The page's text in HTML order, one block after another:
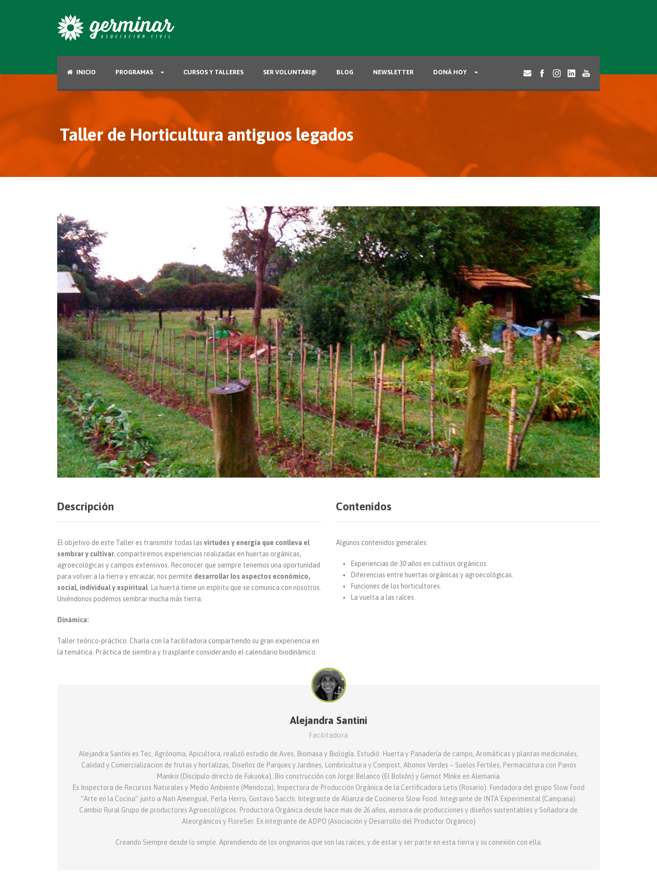
INICIO PROGRAMAS CURSOS Y TALLERES SER VOLUNTARI@ BLOG NEWSLETTER DONÁ HOY
Taller de Horticultura antiguos legados
Descripción
El objetivo de este Taller es transmitir todas las virtudes y energía que conlleva el
sembrar y cultivar, compartiremos experiencias realizadas en huertas orgánicas,
agroecológicas y campos extensivos. Reconocer que siempre tenemos una oportunidad
para volver a la tierra y enraizar, nos permite desarrollar los aspectos económico,
social, individual y espiritual. La huerta tiene un espíritu que se comunica con nosotros.
Uniéndonos podemos sembrar mucha más tierra.
Dinámica:
Taller teórico-práctico. Charla con la facilitadora compartiendo su gran experiencia en
la temática. Práctica de siembra y trasplante considerando el calendario biodinámico.
Contenidos
Algunos contenidos generales:
Experiencias de 30 años en cultivos orgánicos.
Diferencias entre huertas orgánicas y agroecológicas.
Funciones de los horticultores.
La vuelta a las raíces.
Alejandra Santini
Facilitadora
Alejandra Santini es Tec. Agrónoma, Apicultora, realizó estudio de Aves, Biomasa y Biología. Estudió: Huerta y Panadería de campo, Aromáticas y plantas medicinales,
Calidad y Comercializacion de frutas y hortalizas, Diseños de Parques y Jardines, Lombricultura y Compost, Abonos Verdes – Suelos Fertiles, Permacultura con Panos
Manikis (Discípulo directo de Fukuoka), Bio construcción con Jorge Belanco (El Bolsón) y Gernot Minke en Alemania.
Es Inspectora de Recursos Naturales y Medio Ambiente (Mendoza), Inspectora de Producción Orgánica de la Certificadora Letis (Rosario). Fundadora del grupo Slow Food
“Arte en la Cocina” junto a Nati Amengual, Perla Herro, Gustavo Sacchi. Integrante de Alianza de Cocineros Slow Food. Integrante de INTA Experimental (Campana).
Cambio Rural Grupo de productores Agroecológicos. Productora Orgánica desde hace mas de 26 años, asesora de producciones y diseños sustentables y Soñadora de
Aleorgánicos y FloreSer. Ex integrante de ADPO (Asociación y Desarrollo del Productor Orgánico)
Creando Siempre desde lo simple. Aprendiendo de los originarios que son las raíces, y de estar y ser parte en esta tierra y su conexión con ella.